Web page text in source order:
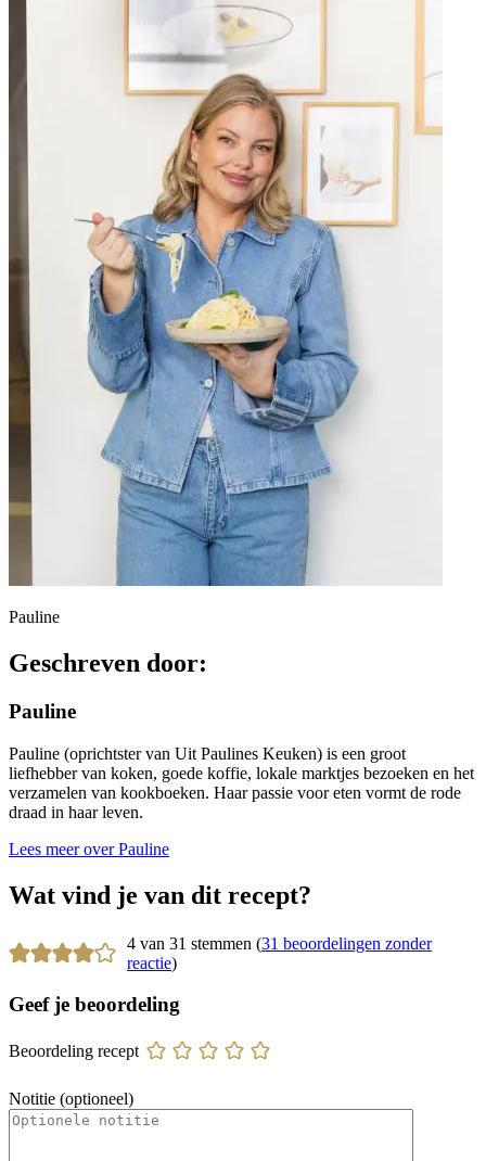
Pauline
Geschreven door:
Pauline
Pauline (oprichtster van Uit Paulines Keuken) is een groot
liefhebber van koken, goede koffie, lokale marktjes bezoeken en het
verzamelen van kookboeken. Haar passie voor eten vormt de rode
draad in haar leven.
Lees meer over Pauline
Wat vind je van dit recept?
4 van 31 stemmen (31 beoordelingen zonder
reactie)
Geef je beoordeling
Beoordeling recept
Notitie (optioneel)